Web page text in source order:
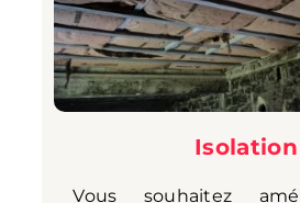
Isolation
Vous souhaitez